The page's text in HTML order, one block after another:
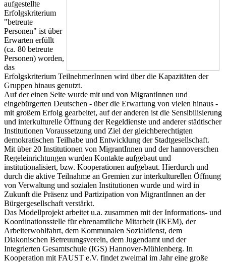
aufgestellte
Erfolgskriterium
"betreute
Personen" ist über
Erwarten erfüllt
(ca. 80 betreute
Personen) worden,
das
Erfolgskriterium TeilnehmerInnen wird über die Kapazitäten der
Gruppen hinaus genutzt.
Auf der einen Seite wurde mit und von MigrantInnen und
eingebürgerten Deutschen - über die Erwartung von vielen hinaus -
mit großem Erfolg gearbeitet, auf der anderen ist die Sensibilisierung
und interkulturelle Öffnung der Regeldienste und anderer städtischer
Institutionen Voraussetzung und Ziel der gleichberechtigten
demokratischen Teilhabe und Entwicklung der Stadtgesellschaft.
Mit über 20 Institutionen von MigrantInnen und der hannoverschen
Regeleinrichtungen wurden Kontakte aufgebaut und
institutionalisiert, bzw. Kooperationen aufgebaut. Hierdurch und
durch die aktive Teilnahme an Gremien zur interkulturellen Öffnung
von Verwaltung und sozialen Institutionen wurde und wird in
Zukunft die Präsenz und Partizipation von MigrantInnen an der
Bürgergesellschaft verstärkt.
Das Modellprojekt arbeitet u.a. zusammen mit der Informations- und
Koordinationsstelle für ehrenamtliche Mitarbeit (IKEM), der
Arbeiterwohlfahrt, dem Kommunalen Sozialdienst, dem
Diakonischen Betreuungsverein, dem Jugendamt und der
Integrierten Gesamtschule (IGS) Hannover-Mühlenberg. In
Kooperation mit FAUST e.V. findet zweimal im Jahr eine große